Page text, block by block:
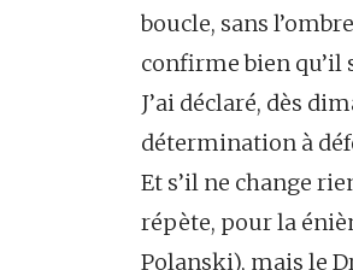
boucle, sans
confirme bien qu’il
J’ai déclaré, dès
détermination à
Et s’il ne change
répète, pour la
Polanski), mais le